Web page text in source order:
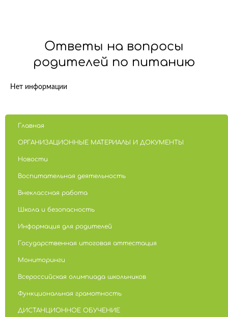
Ответы на вопросы
родителей по питанию
Нет информации
Главная
ОРГАНИЗАЦИОННЫЕ МАТЕРИАЛЫ И ДОКУМЕНТЫ
Новости
Воспитательная деятельность
Внеклассная работа
Школа и безопасность
Информация для родителей
Государственная итоговая аттестация
Мониторинги
Всероссийская олимпиада школьников
Функциональная грамотность
ДИСТАНЦИОННОЕ ОБУЧЕНИЕ